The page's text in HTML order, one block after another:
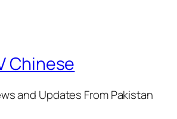
Chinese
and Updates From Pakistan